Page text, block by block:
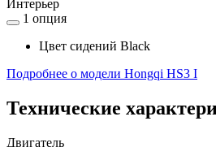
Интерьер
1 опция
Цвет сидений Black
Подробнее о модели Hongqi HS3 I
Технические
Двигатель